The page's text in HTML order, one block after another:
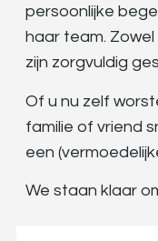
persoonlijke
haar team.
zijn zorgvuldig
Of u nu zelf
familie of vriend
een
We staan klaar